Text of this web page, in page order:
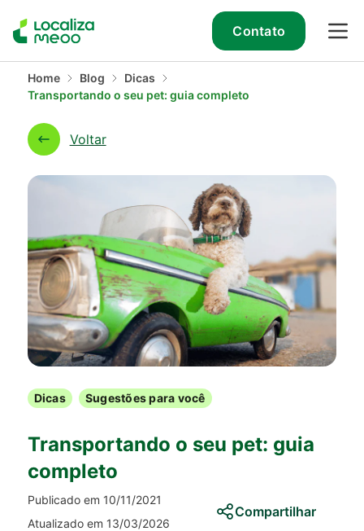
Contato
Home Blog
Dicas
Transportando o seu pet: guia completo
Voltar
Dicas Sugestões para você
Transportando o seu pet: guia
completo
Publicado em 10/11/2021
Atualizado em 13/03/2026
Compartilhar